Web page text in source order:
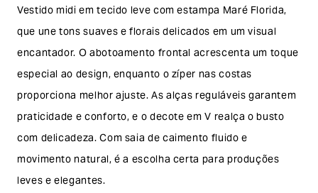
Vestido midi em tecido leve com estampa Maré Florida,
que une tons suaves e florais delicados em um visual
encantador. O abotoamento frontal acrescenta um toque
especial ao design, enquanto o zíper nas costas
proporciona melhor ajuste. As alças reguláveis garantem
praticidade e conforto, e o decote em V realça o busto
com delicadeza. Com saia de caimento fluido e
movimento natural, é a escolha certa para produções
leves e elegantes.